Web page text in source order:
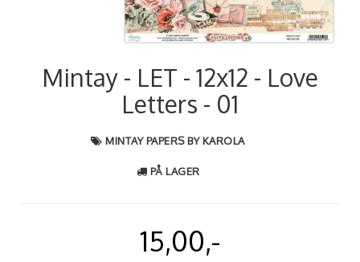
Mintay - LET - 12x12 - Love
Letters - 01
MINTAY PAPERS BY KAROLA
PÅ LAGER
15,00,-